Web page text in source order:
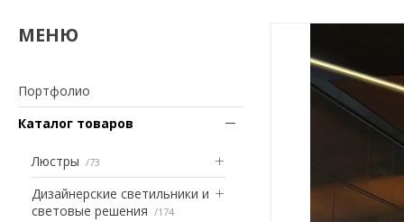
Портфолио
Каталог товаров
Люстры 73
Дизайнерские светильники и
световые решения
174